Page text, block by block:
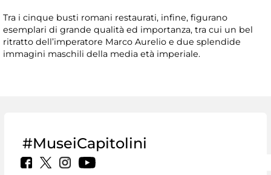
Tra i cinque busti romani restaurati, infine, figurano
esemplari di grande qualità ed importanza, tra cui un bel
ritratto dell’imperatore Marco Aurelio e due splendide
immagini maschili della media età imperiale.
#MuseiCapitolini